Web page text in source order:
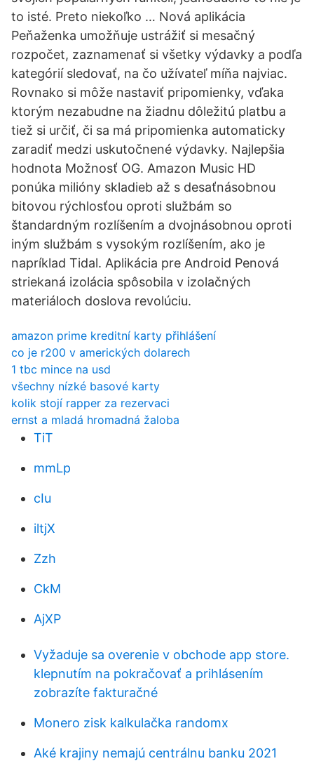
to isté. Preto niekoľko … Nová aplikácia
Peňaženka umožňuje ustrážiť si mesačný
rozpočet, zaznamenať si všetky výdavky a podľa
kategórií sledovať, na čo užívateľ míňa najviac.
Rovnako si môže nastaviť pripomienky, vďaka
ktorým nezabudne na žiadnu dôležitú platbu a
tiež si určiť, či sa má pripomienka automaticky
zaradiť medzi uskutočnené výdavky. Najlepšia
hodnota Možnosť OG. Amazon Music HD
ponúka milióny skladieb až s desaťnásobnou
bitovou rýchlosťou oproti službám so
štandardným rozlíšením a dvojnásobnou oproti
iným službám s vysokým rozlíšením, ako je
napríklad Tidal. Aplikácia pre Android Penová
striekaná izolácia spôsobila v izolačných
materiáloch doslova revolúciu.
amazon prime kreditní karty přihlášení
co je r200 v amerických dolarech
1 tbc mince na usd
všechny nízké basové karty
kolik stojí rapper za rezervaci
ernst a mladá hromadná žaloba
TiT
mmLp
cIu
iltjX
Zzh
CkM
AjXP
Vyžaduje sa overenie v obchode app store.
klepnutím na pokračovať a prihlásením
zobrazíte fakturačné
Monero zisk kalkulačka randomx
Aké krajiny nemajú centrálnu banku 2021